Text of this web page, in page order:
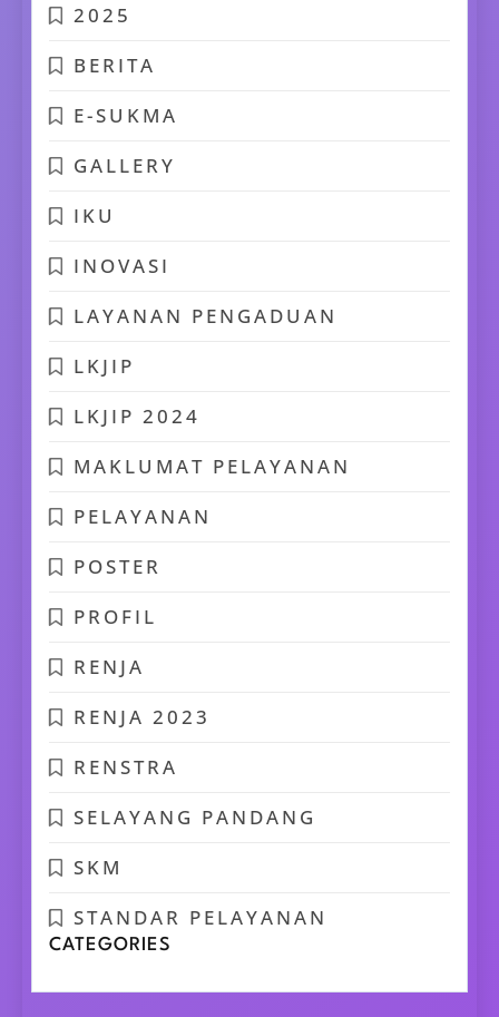
2025
BERITA
E-SUKMA
GALLERY
IKU
INOVASI
LAYANAN PENGADUAN
LKJIP
LKJIP 2024
MAKLUMAT PELAYANAN
PELAYANAN
POSTER
PROFIL
RENJA
RENJA 2023
RENSTRA
SELAYANG PANDANG
SKM
STANDAR PELAYANAN
CATEGORIES